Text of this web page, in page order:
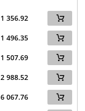
1 356.92
1 496.35
1 507.69
2 988.52
6 067.76